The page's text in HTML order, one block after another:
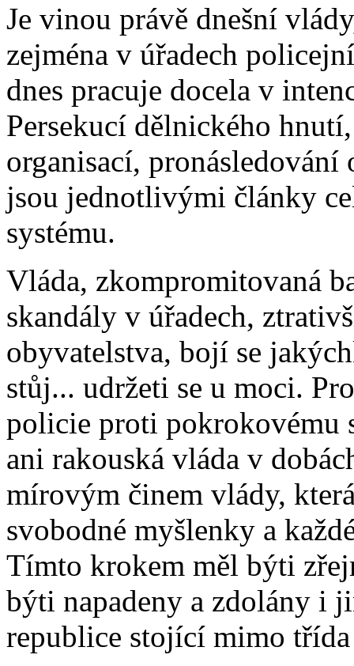
Je vinou právě dnešní
zejména v úřadech
dnes pracuje docela v
Persekucí dělnického
organisací,
jsou jednotlivými články
systému.
Vláda, zkompromitovaná
skandály v úřadech,
obyvatelstva, bojí se
stůj... udržeti se u moci.
policie proti pokrokovému
ani rakouská vláda v
mírovým činem vlády,
svobodné myšlenky a
Tímto krokem měl býti
býti napadeny a zdolány i
republice stojící mimo